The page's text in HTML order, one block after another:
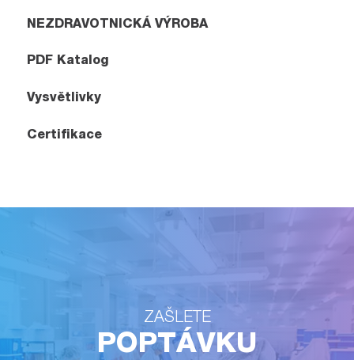
NEZDRAVOTNICKÁ VÝROBA
PDF Katalog
Vysvětlivky
Certifikace
ZAŠLETE
POPTÁVKU